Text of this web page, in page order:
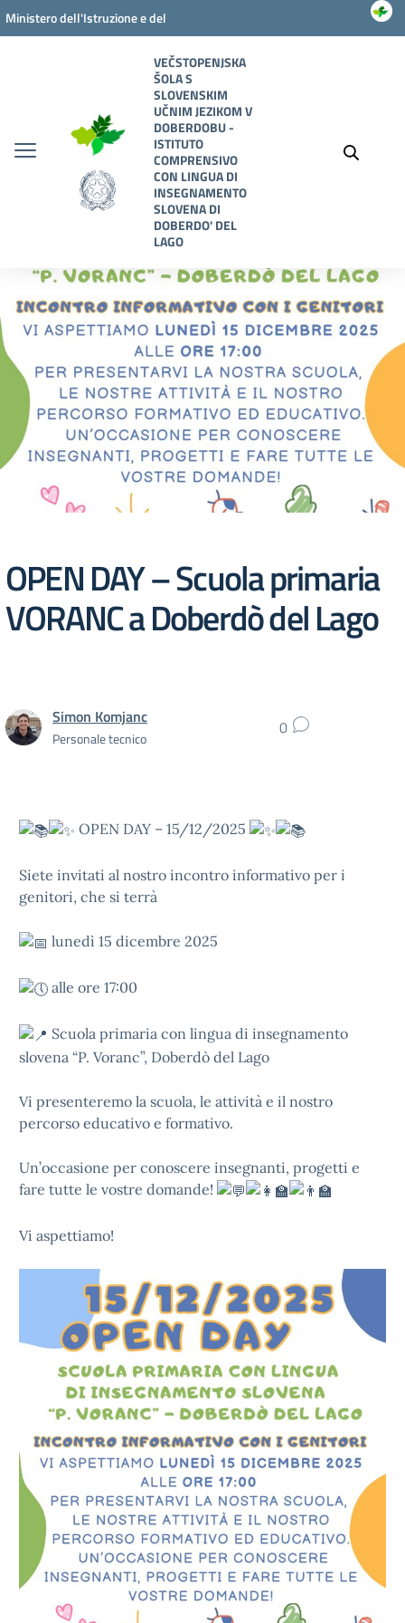
Vai ai contenuti
Vai al menu di navigazione
Vai al footer
Ministero dell'Istruzione e del
VEČSTOPENJSKA
ŠOLA S
SLOVENSKIM
UČNIM JEZIKOM V
DOBERDOBU -
ISTITUTO
COMPRENSIVO
CON LINGUA DI
INSEGNAMENTO
SLOVENA DI
DOBERDO' DEL
LAGO
OPEN DAY – Scuola primaria
VORANC a Doberdò del Lago
Simon Komjanc
Personale tecnico 0
OPEN DAY – 15/12/2025
Siete invitati al nostro incontro informativo per i
genitori, che si terrà
lunedì 15 dicembre 2025
alle ore 17:00
Scuola primaria con lingua di insegnamento
slovena “P. Voranc”, Doberdò del Lago
Vi presenteremo la scuola, le attività e il nostro
percorso educativo e formativo.
Un’occasione per conoscere insegnanti, progetti e
fare tutte le vostre domande!
Vi aspettiamo!